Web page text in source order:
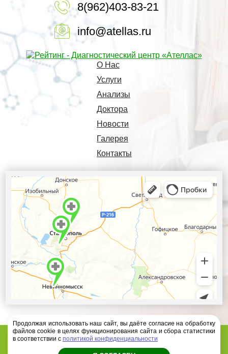
8(962)403-83-21
info@atellas.ru
О Нас
Услуги
Анализы
Доктора
Новости
Галерея
Контакты
Диагностический центр Ателлас - 2026 год
Продолжая использовать наш сайт, вы даёте согласие на обработку
файлов cookie в целях функционирования сайта и сбора статистики
в соответствии с политикой конфиденциальности